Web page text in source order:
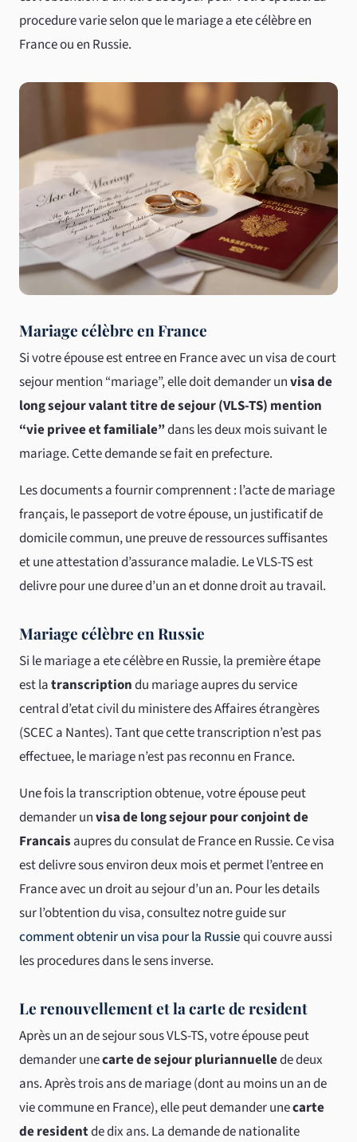
procedure varie selon que le mariage a ete célèbre en
France ou en Russie.
Mariage célèbre en France
Si votre épouse est entree en France avec un visa de court
sejour mention “mariage”, elle doit demander unvisa de
long sejour valant titre de sejour (VLS-TS) mention
“vie privee et familiale”dans les deux mois suivant le
mariage. Cette demande se fait en prefecture.
Les documents a fournir comprennent : l’acte de mariage
français, le passeport de votre épouse, un justificatif de
domicile commun, une preuve de ressources suffisantes
et une attestation d’assurance maladie. Le VLS-TS est
delivre pour une duree d’un an et donne droit au travail.
Mariage célèbre en Russie
Si le mariage a ete célèbre en Russie, la première étape
est latranscriptiondu mariage aupres du service
central d’etat civil du ministere des Affaires étrangères
(SCEC a Nantes). Tant que cette transcription n’est pas
effectuee, le mariage n’est pas reconnu en France.
Une fois la transcription obtenue, votre épouse peut
demander unvisa de long sejour pour conjoint de
Francais aupres du consulat de France en Russie. Ce visa
est delivre sous environ deux mois et permet l’entree en
France avec un droit au sejour d’un an. Pour les details
sur l’obtention du visa, consultez notre guide sur
comment obtenir un visa pour la Russiequi couvre aussi
les procedures dans le sens inverse.
Le renouvellement et la carte de resident
Après un an de sejour sous VLS-TS, votre épouse peut
demander unecarte de sejour pluriannuellede deux
ans. Après trois ans de mariage (dont au moins un an de
vie commune en France), elle peut demander unecarte
de residentde dix ans. La demande de nationalite